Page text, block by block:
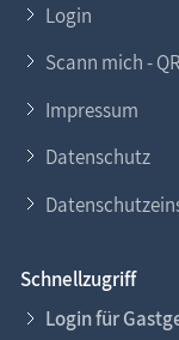
Login
Scann mich -
Impressum
Datenschutz
Schnellzugriff
Login für